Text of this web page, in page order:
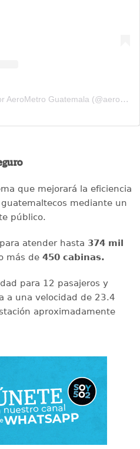
Una publicación compartida por AeroMetro Guatemala (@aerometrogt)
que mejorará la eficiencia
mediante un
público.
atender hasta 374 mil
más de 450 cabinas.
para 12 pasajeros y
a una velocidad de 23.4
aproximadamente